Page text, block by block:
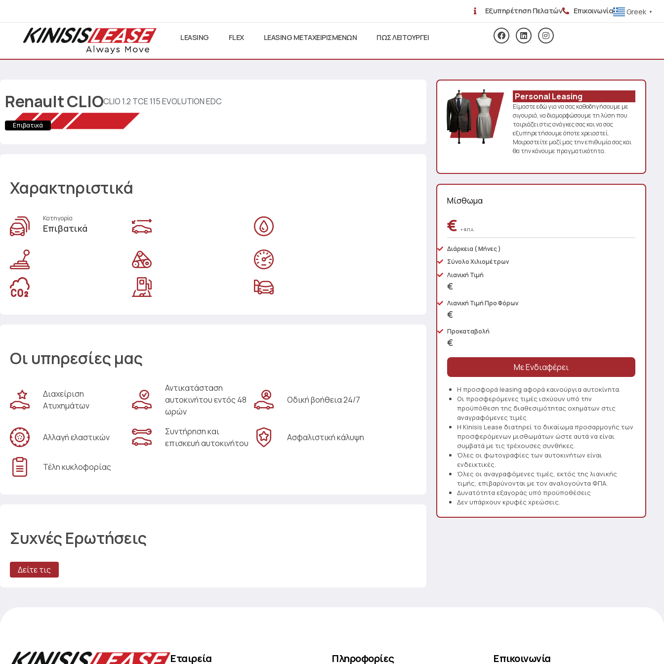
Εξυπηρέτηση Πελατών Επικοινωνία Greek ▼
LEASING FLEX LEASING ΜΕΤΑΧΕΙΡΙΣΜΕΝΩΝ ΠΩΣ ΛΕΙΤΟΥΡΓΕΙ
RenaultCLIOCLIO 1.2 TCE 115 EVOLUTION EDC
Επιβατικά
Χαρακτηριστικά
Κατηγορία
Επιβατικά
Οι υπηρεσίες μας
Διαχείριση
Ατυχημάτων
Αντικατάσταση
αυτοκινήτου εντός 48
ωρών
Οδική βοήθεια 24/7
Αλλαγή ελαστικών
Συντήρηση και
επισκευή αυτοκινήτου
Ασφαλιστική κάλυψη
Τέλη κυκλοφορίας
Συχνές Ερωτήσεις
Δείτε τις
Personal Leasing
Είμαστε εδώ για να σας καθοδηγήσουμε με
σιγουριά, να διαμορφώσουμε τη λύση που
ταιριάζει στις ανάγκες σας και να σας
εξυπηρετήσουμε όποτε χρειαστεί.
Μοιραστείτε μαζί μας την επιθυμία σας και
θα την κάνουμε πραγματικότητα.
Μίσθωμα
€+ Φ.Π.Α.
Διάρκεια ( Μήνες )
Σύνολο Χιλιομέτρων
Λιανική Τιμή
€
Λιανική Τιμή Προ Φόρων
€
Προκαταβολή
€
Η προσφορά leasing αφορά καινούργια αυτοκίνητα.
Οι προσφερόμενες τιμές ισχύουν υπό την
προϋπόθεση της διαθεσιμότητας οχημάτων στις
αναγραφόμενες τιμές
Η Kinisis Lease διατηρεί το δικαίωμα προσαρμογής των
προσφερόμενων μισθωμάτων ώστε αυτά να είναι
συμβατά με τις τρέχουσες συνθήκες.
Όλες οι φωτογραφίες των αυτοκινήτων είναι
ενδεικτικές.
Όλες οι αναγραφόμενες τιμές, εκτός της λιανικής
τιμής, επιβαρύνονται με τον αναλογούντα ΦΠΑ.
Δυνατότητα εξαγοράς υπό προϋποθέσεις
Δεν υπάρχουν κρυφές χρεώσεις.
Εταιρεία Πληροφορίες Επικοινωνία